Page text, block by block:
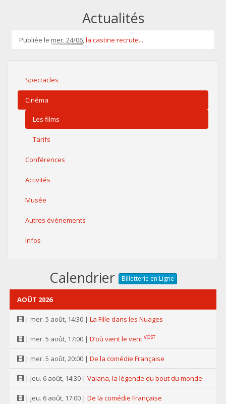
Actualités
Publiée le mer. 24/06 la castine recrute...
Spectacles
Cinéma
Les films
Tarifs
Conférences
Activités
Musée
Autres événements
Infos
Calendrier Billetterie en Ligne
AOÛT 2026
| mer. 5 août, 14:30 | La Fille dans les Nuages
| mer. 5 août, 17:00 | D’où vient le vent VOST
| mer. 5 août, 20:00 | De la comédie Française
| jeu. 6 août, 14:30 | Vaiana, la légende du bout du monde
| jeu. 6 août, 17:00 | De la comédie Française